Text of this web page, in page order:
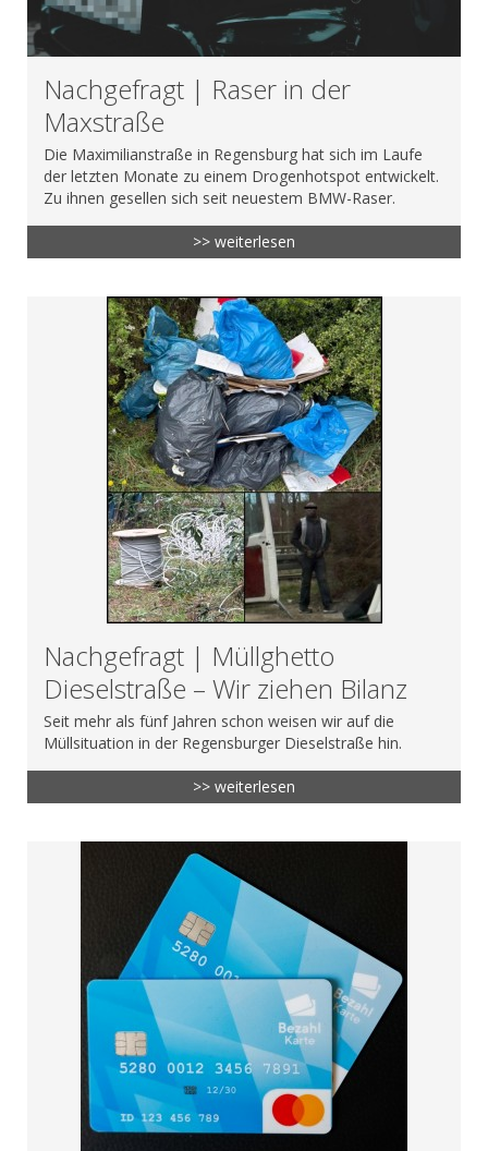
Nachgefragt | Raser in der
Maxstraße
Die Maximilianstraße in Regensburg hat sich im Laufe
der letzten Monate zu einem Drogenhotspot entwickelt.
Zu ihnen gesellen sich seit neuestem BMW-Raser.
>> weiterlesen
Nachgefragt | Müllghetto
Dieselstraße – Wir ziehen Bilanz
Seit mehr als fünf Jahren schon weisen wir auf die
Müllsituation in der Regensburger Dieselstraße hin.
>> weiterlesen